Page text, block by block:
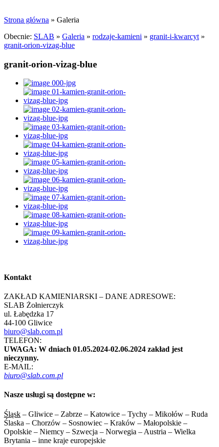
Strona główna » Galeria
Obecnie: SLAB » Galeria » rodzaje-kamieni » granit-i-kwarcyt »
granit-orion-vizag-blue
granit-orion-vizag-blue
Kontakt
ZAKŁAD KAMIENIARSKI – DANE ADRESOWE:
SLAB Żołnierczyk
ul. Łabędzka 17
44-100 Gliwice
biuro@slab.com.pl
TELEFON:
UWAGA: W dniach 01.05.2024-02.06.2024 zakład jest
nieczynny.
E-MAIL:
biuro@slab.com.pl
Nasze usługi są dostępne w:
Śląsk – Gliwice – Zabrze – Katowice – Tychy – Mikołów – Ruda
Ślaska – Chorzów – Sosnowiec – Kraków – Małopolskie –
Opolskie – Niemcy – Szwecja – Norwegia – Austria – Wielka
Brytania – inne kraje europejskie